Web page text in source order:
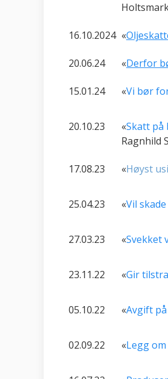
16.10.2024 «
20.06.24 «Derfor
15.01.24 «Vi bør
20.10.23 «Skatt på
Ragnhild
17.08.23 «Høyst
25.04.23 «Vil
27.03.23 «Svekket
23.11.22 «Gir
05.10.22 «Avgift
02.09.22 «Legg